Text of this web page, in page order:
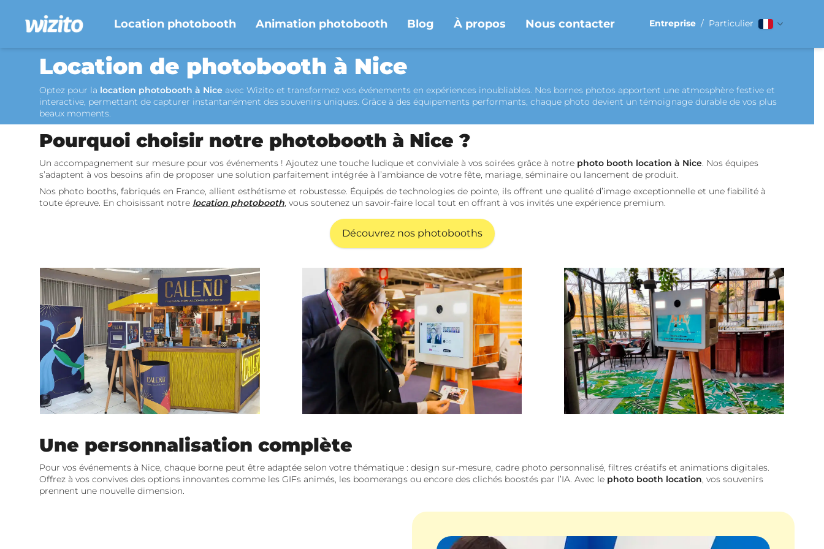
Location photobooth Animation photobooth Blog À propos Nous contacter Entreprise / Particulier
Location de photobooth à Nice
Optez pour la location photobooth à Nice avec Wizito et transformez vos événements en expériences inoubliables. Nos bornes photos apportent une atmosphère festive et
interactive, permettant de capturer instantanément des souvenirs uniques. Grâce à des équipements performants, chaque photo devient un témoignage durable de vos plus
beaux moments.
Pourquoi choisir notre photobooth à Nice ?
Un accompagnement sur mesure pour vos événements ! Ajoutez une touche ludique et conviviale à vos soirées grâce à notre photo booth location à Nice. Nos équipes
s’adaptent à vos besoins afin de proposer une solution parfaitement intégrée à l’ambiance de votre fête, mariage, séminaire ou lancement de produit.
Nos photo booths, fabriqués en France, allient esthétisme et robustesse. Équipés de technologies de pointe, ils offrent une qualité d’image exceptionnelle et une fiabilité à
toute épreuve. En choisissant notre location photobooth, vous soutenez un savoir-faire local tout en offrant à vos invités une expérience premium.
Découvrez nos photobooths
Une personnalisation complète
Pour vos événements à Nice, chaque borne peut être adaptée selon votre thématique : design sur-mesure, cadre photo personnalisé, filtres créatifs et animations digitales.
Offrez à vos convives des options innovantes comme les GIFs animés, les boomerangs ou encore des clichés boostés par l’IA. Avec le photo booth location, vos souvenirs
prennent une nouvelle dimension.